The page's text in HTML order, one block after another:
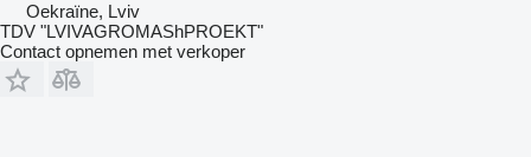
Oekraïne, Lviv
TDV "LVIVAGROMAShPROEKT"
Contact opnemen met verkoper